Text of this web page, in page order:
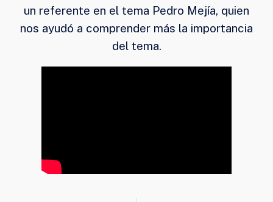
un referente en el tema Pedro Mejía, quien
nos ayudó a comprender más la importancia
del tema.